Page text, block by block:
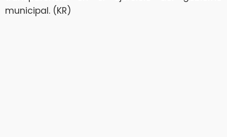
municipal. (KR)